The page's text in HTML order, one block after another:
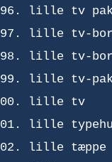
lille tv
lille tv-
lille tv-
lille tv-
lille tv
lille
lille tæppe